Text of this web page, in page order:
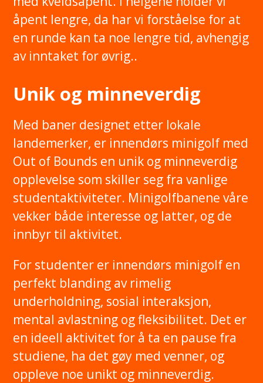
åpent lengre, da har vi forståelse for at
en runde kan ta noe lengre tid, avhengig
av inntaket for øvrig..
Unik og minneverdig
Med baner designet etter lokale
landemerker, er innendørs minigolf med
Out of Bounds en unik og minneverdig
opplevelse som skiller seg fra vanlige
studentaktiviteter. Minigolfbanene våre
vekker både interesse og latter, og de
innbyr til aktivitet.
For studenter er innendørs minigolf en
perfekt blanding av rimelig
underholdning, sosial interaksjon,
mental avlastning og fleksibilitet. Det er
en ideell aktivitet for å ta en pause fra
studiene, ha det gøy med venner, og
oppleve noe unikt og minneverdig.